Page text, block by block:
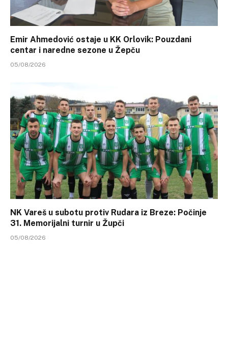
Emir Ahmedović ostaje u KK Orlovik: Pouzdani
centar i naredne sezone u Žepču
05/08/2026
NK Vareš u subotu protiv Rudara iz Breze: Počinje
31. Memorijalni turnir u Župči
05/08/2026